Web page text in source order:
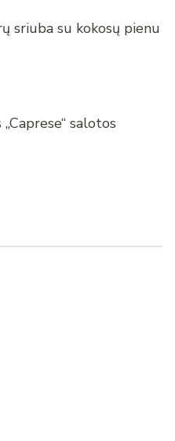
sriuba su kokosų pienu
salotos